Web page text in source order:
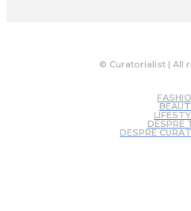
© Curatorialist | All
DESPRE
DESPRE